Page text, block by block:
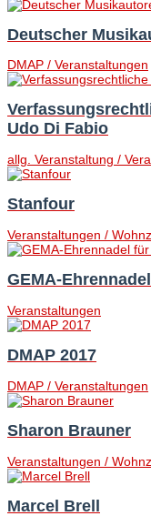
Deutscher
DMAP / Veranstaltungen
Udo Di Fabio
allg. Veranstaltung /
Stanfour
Veranstaltungen /
GEMA-
Veranstaltungen
DMAP 2017
DMAP / Veranstaltungen
Sharon Brauner
Veranstaltungen /
Marcel Brell